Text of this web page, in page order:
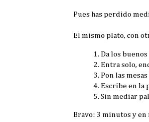
Pues has perdido
El mismo plato, con
1. Da los
2. Entra solo,
3. Pon las
4. Escribe en la
5. Sin mediar
Bravo: 3 minutos y en